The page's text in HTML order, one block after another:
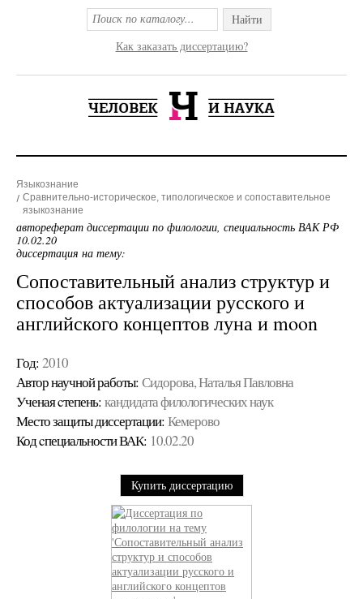
Найти
Как заказать диссертацию?
Языкознание
Сравнительно-историческое, типологическое и сопоставительное
языкознание
автореферат диссертации по филологии, специальность ВАК РФ
10.02.20
диссертация на тему:
Сопоставительный анализ структур и
способов актуализации русского и
английского концептов луна и moon
Год: 2010
Автор научной работы: Сидорова, Наталья Павловна
Ученая cтепень: кандидата филологических наук
Место защиты диссертации: Кемерово
Код cпециальности ВАК: 10.02.20
Купить диссертацию